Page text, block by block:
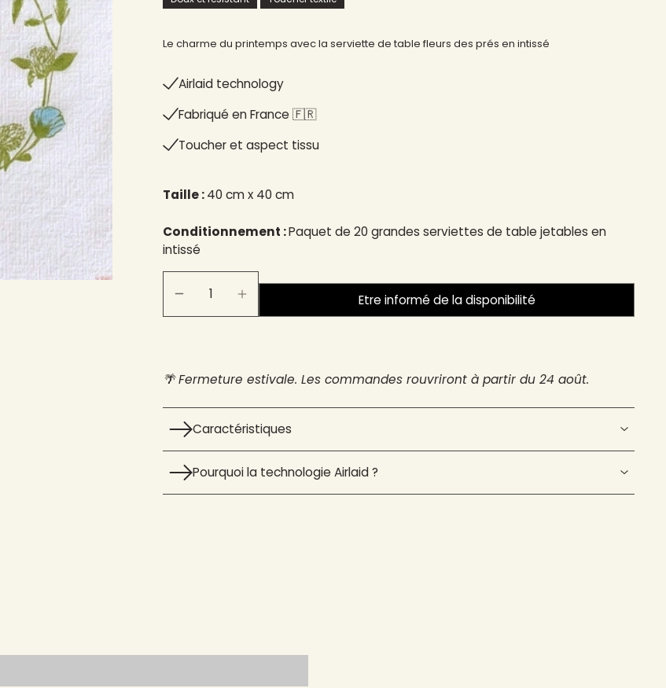
Le charme du printemps avec la serviette de table fleurs des prés en intissé
Airlaid technology
Fabriqué en France 🇫🇷​
Toucher et aspect tissu
Taille :40 cm x 40 cm
Conditionnement :Paquet de 20 grandes serviettes de table jetables en
intissé
Etre informé de la disponibilité
🌴 Fermeture estivale. Les commandes rouvriront à partir du 24 août.
Caractéristiques
Pourquoi la technologie Airlaid ?